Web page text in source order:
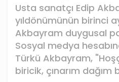
Usta sanatçı Edip
yıldönümünün birinci
Akbayram duygusal
Sosyal medya
Türkü Akbayram,
biricik, çınarım